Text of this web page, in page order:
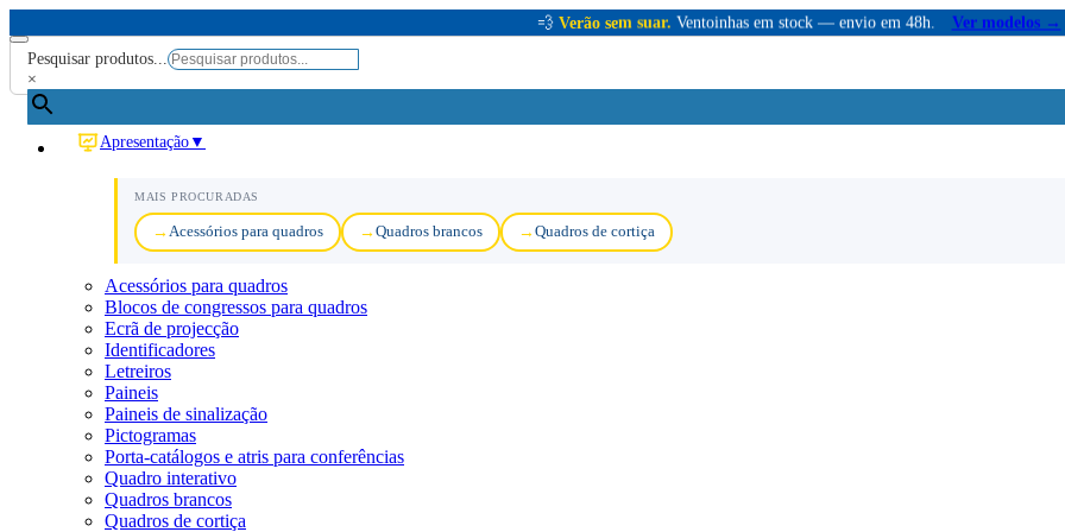
💨 Verão sem suar. Ventoinhas em stock — envio em 48h. Ver modelos →
Pesquisar produtos...
×
Apresentação ▼
MAIS PROCURADAS
Acessórios para quadros Quadros brancos Quadros de cortiça
Acessórios para quadros
Blocos de congressos para quadros
Ecrã de projecção
Identificadores
Letreiros
Paineis
Paineis de sinalização
Pictogramas
Porta-catálogos e atris para conferências
Quadro interativo
Quadros brancos
Quadros de cortiça